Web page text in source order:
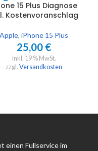
15 Plus Diagnose
Kostenvoranschlag
Apple, iPhone 15 Plus
25,00 €
inkl. 19 % MwSt.
zzgl. Versandkosten
einen Fullservice im